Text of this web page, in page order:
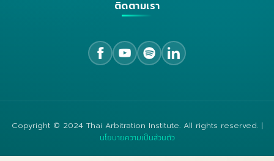
ติดตามเรา
Copyright © 2024 Thai Arbitration Institute. All rights reserved. |
นโยบายความเป็นส่วนตัว